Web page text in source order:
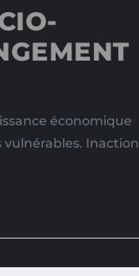
économique
vulnérables. Inaction